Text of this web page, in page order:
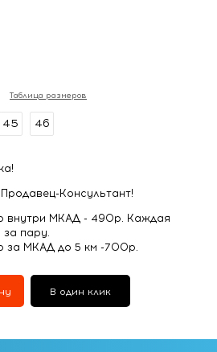
Таблица размеров
45 46
Консультант!
внутри МКАД - 490р. Каждая
пару.
за МКАД до 5 км -700р.
В один клик